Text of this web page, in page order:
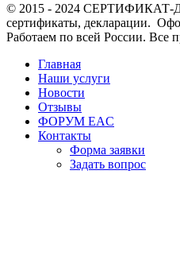
© 2015 - 2024
сертификаты, декларации.
Работаем по всей России. Все
Главная
Наши услуги
Новости
Отзывы
ФОРУМ EAC
Контакты
Форма заявки
Задать вопрос